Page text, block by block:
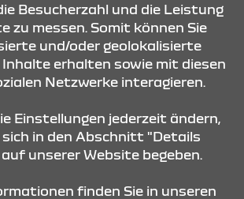
Besucherzahl und die Leistung
zu messen. Somit können Sie
und/oder geolokalisierte
Inhalte erhalten sowie mit diesen
Netzwerke interagieren.
Einstellungen jederzeit ändern,
sich in den Abschnitt "Details
unserer Website begeben.
finden Sie in unseren